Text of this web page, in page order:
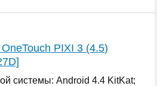
PIXI 3 (4.5)
системы: Android 4.4 KitKat;